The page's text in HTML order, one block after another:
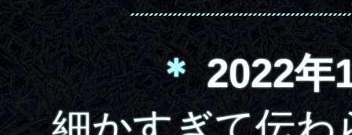
＊ 2022年